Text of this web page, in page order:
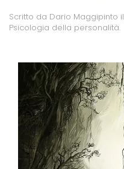
Scritto da Dario Maggipinto il
Psicologia della personalità.